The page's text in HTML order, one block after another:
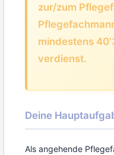
zur/zum
mindestens
verdienst.
Deine
Als angehende